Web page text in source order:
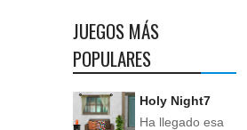
JUEGOS MÁS
POPULARES
Holy Night7
Ha llegado esa